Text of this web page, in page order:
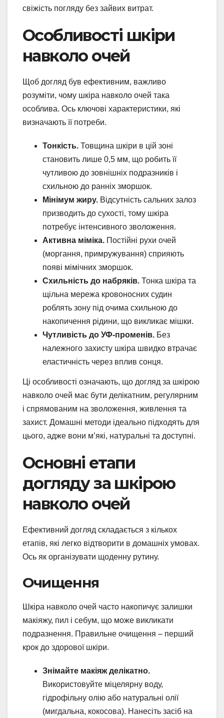
свіжість погляду без зайвих витрат.
Особливості шкіри
навколо очей
Щоб догляд був ефективним, важливо
розуміти, чому шкіра навколо очей така
особлива. Ось ключові характеристики, які
визначають її потреби.
Тонкість. Товщина шкіри в цій зоні
становить лише 0,5 мм, що робить її
чутливою до зовнішніх подразників і
схильною до ранніх зморшок.
Мінімум жиру. Відсутність сальних залоз
призводить до сухості, тому шкіра
потребує інтенсивного зволоження.
Активна міміка. Постійні рухи очей
(моргання, примружування) сприяють
появі мімічних зморшок.
Схильність до набряків. Тонка шкіра та
щільна мережа кровоносних судин
роблять зону під очима схильною до
накопичення рідини, що викликає мішки.
Чутливість до УФ-променів. Без
належного захисту шкіра швидко втрачає
еластичність через вплив сонця.
Ці особливості означають, що догляд за шкірою
навколо очей має бути делікатним, регулярним
і спрямованим на зволоження, живлення та
захист. Домашні методи ідеально підходять для
цього, адже вони м’які, натуральні та доступні.
Основні етапи
догляду за шкірою
навколо очей
Ефективний догляд складається з кількох
етапів, які легко відтворити в домашніх умовах.
Ось як організувати щоденну рутину.
Очищення
Шкіра навколо очей часто накопичує залишки
макіяжу, пил і себум, що може викликати
подразнення. Правильне очищення – перший
крок до здорової шкіри.
Знімайте макіяж делікатно.
Використовуйте міцелярну воду,
гідрофільну олію або натуральні олії
(мигдальна, кокосова). Нанесіть засіб на